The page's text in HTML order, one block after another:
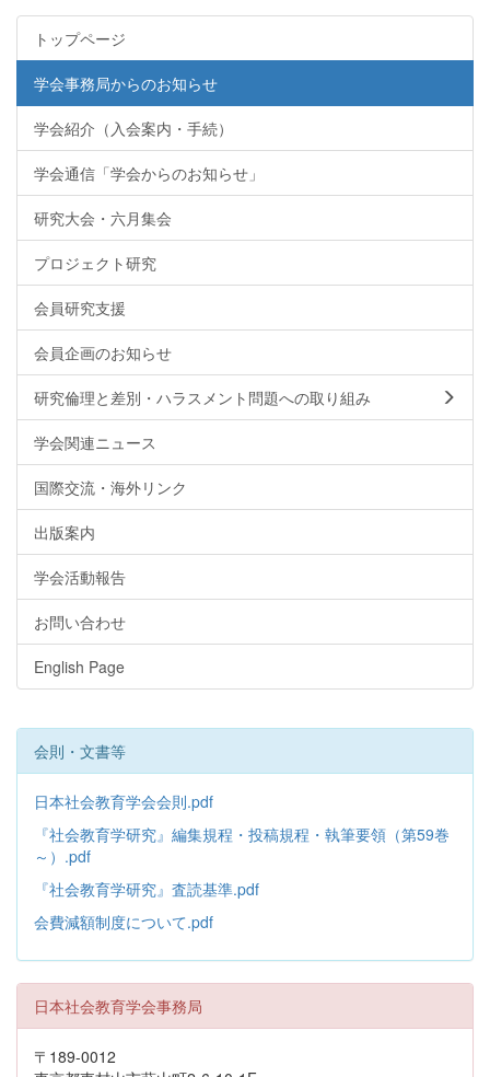
トップページ
学会事務局からのお知らせ
学会紹介（入会案内・手続）
学会通信「学会からのお知らせ」
研究大会・六月集会
プロジェクト研究
会員研究支援
会員企画のお知らせ
研究倫理と差別・ハラスメント問題への取り組み
学会関連ニュース
国際交流・海外リンク
出版案内
学会活動報告
お問い合わせ
English Page
会則・文書等
日本社会教育学会会則.pdf
『社会教育学研究』編集規程・投稿規程・執筆要領（第59巻
～）.pdf
『社会教育学研究』査読基準.pdf
会費減額制度について.pdf
日本社会教育学会事務局
〒189-0012